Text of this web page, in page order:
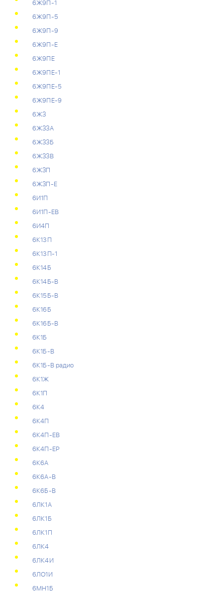
6Ж9П-1
6Ж9П-5
6Ж9П-9
6Ж9П-Е
6Ж9ПЕ
6Ж9ПЕ-1
6Ж9ПЕ-5
6Ж9ПЕ-9
6ЖЗ
6ЖЗЗА
6ЖЗЗБ
6ЖЗЗВ
6ЖЗП
6ЖЗП-Е
6И1П
6И1П-ЕВ
6И4П
6К13П
6К13П-1
6К14Б
6К14Б-В
6К15Б-В
6К16Б
6К16Б-В
6К1Б
6К1Б-В
6К1Б-В радио
6К1Ж
6К1П
6К4
6К4П
6К4П-ЕВ
6К4П-ЕР
6К6А
6К6А-В
6К6Б-В
6ЛК1А
6ЛК1Б
6ЛК1П
6ЛК4
6ЛК4И
6ЛО1И
6МН1Б